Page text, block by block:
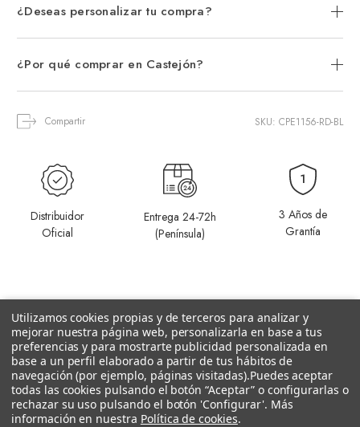
¿Deseas personalizar tu compra?
¿Por qué comprar en Castejón?
Compartir SKU: CPE1156-RD-BL
Distribuidor
Oficial
Entrega 24-72h
(Península)
3 Años de
Grantía
Productos relacionados
Utilizamos cookies propias y de terceros para analizar y
mejorar nuestra página web, personalizarla en base a tus
preferencias y para mostrarte publicidad personalizada en
base a un perfil elaborado a partir de tus hábitos de
navegación (por ejemplo, páginas visitadas).Puedes aceptar
todas las cookies pulsando el botón “Aceptar” o configurarlas o
rechazar su uso pulsando el botón 'Configurar'. Más
información en nuestra Política de cookies.